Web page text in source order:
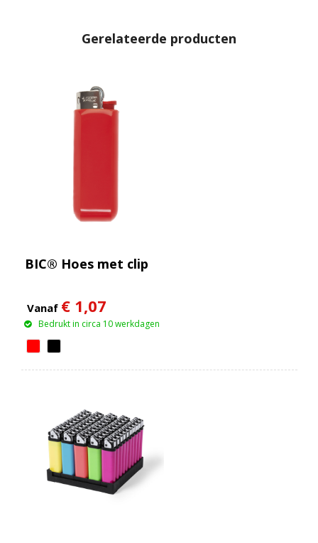
Gerelateerde producten
BIC® Hoes met clip
Vanaf € 1,07
Bedrukt in circa 10 werkdagen